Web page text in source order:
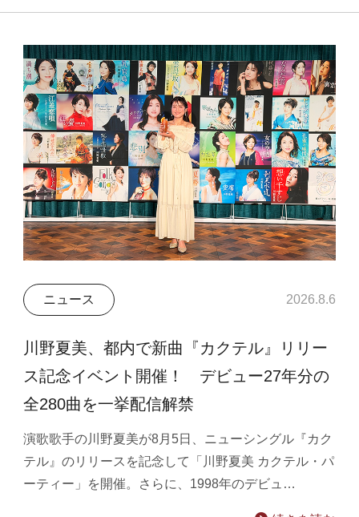
ニュース 2026.8.6
川野夏美、都内で新曲『カクテル』リリー
ス記念イベント開催！ デビュー27年分の
全280曲を一挙配信解禁
演歌歌手の川野夏美が8月5日、ニューシングル『カク
テル』のリリースを記念して「川野夏美 カクテル・パ
ーティー」を開催。さらに、1998年のデビュ…